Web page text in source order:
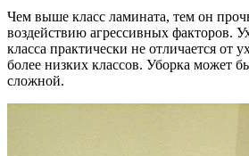
Чем выше класс ламината, тем он
воздействию агрессивных факторов.
класса практически не отличается от
более низких классов. Уборка может
сложной.